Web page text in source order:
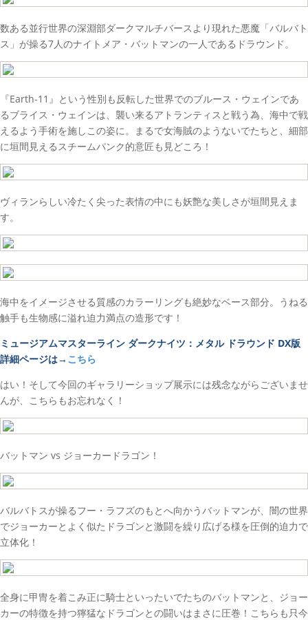
数ある並行世界の深淵部ダークマルチバースより現れた悪魔「バルバト
ス」が操る7人のナイトメア・バットマンの一人であるドラウンド。
『Earth-11』という性別も反転した世界でのブルース・ウェインであ
るブライス・ウェインは、襲い来るアトランティスと戦う為、海中で戦
えるよう手術を施しこの姿に。まるで女海賊のようないでたちと、細部
に垣間見えるスチームパンク的意匠も見どころ！
ヴィランらしい冷たく尖った表情の中にも妖艶な美しさが垣間見えま
す。
海中をイメージさせる質感のカラーリングも絶妙なベース部分。うねる
触手も生物感に溢れ迫力満点の造形です！
ミュージアムマスターライン ダークナイツ：メタル ドラウンド DX版
詳細ページは→ こちら
はい！そして今回のギャラリーショップ展示には残念ながらございませ
んが、こちらもお忘れなく！
バットマン vs ジョーカードラゴン！
バルバトスが操るフー・ラフズのもとへ向かうバットマンが、闇の世界
でジョーカーとよく似たドラゴンと激闘を繰り広げる様を圧倒的迫力で
立体化！
全身に甲冑を着こみ正に騎士といったいでたちのバットマンと、ジョー
カーの特徴を持つ獰猛なドラゴンとの闘いはまさに圧巻！こちらも只今